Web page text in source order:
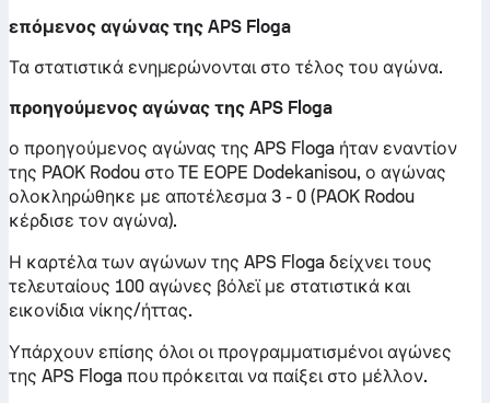
επόμενος αγώνας της APS Floga
Τα στατιστικά ενημερώνονται στο τέλος του αγώνα.
προηγούμενος αγώνας της APS Floga
ο προηγούμενος αγώνας της APS Floga ήταν εναντίον
της PAOK Rodou στο TE EOPE Dodekanisou, ο αγώνας
ολοκληρώθηκε με αποτέλεσμα 3 - 0 (PAOK Rodou
κέρδισε τον αγώνα).
Η καρτέλα των αγώνων της APS Floga δείχνει τους
τελευταίους 100 αγώνες βόλεϊ με στατιστικά και
εικονίδια νίκης/ήττας.
Υπάρχουν επίσης όλοι οι προγραμματισμένοι αγώνες
της APS Floga που πρόκειται να παίξει στο μέλλον.